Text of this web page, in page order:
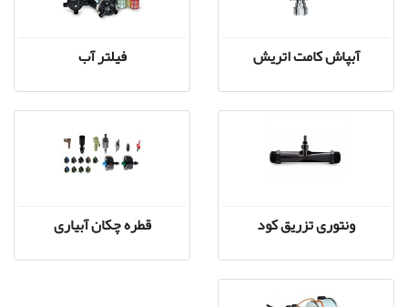
آبپاش کامت اتریش فیلتر آب
ونتوری تزریق کود قطره چکان آبیاری